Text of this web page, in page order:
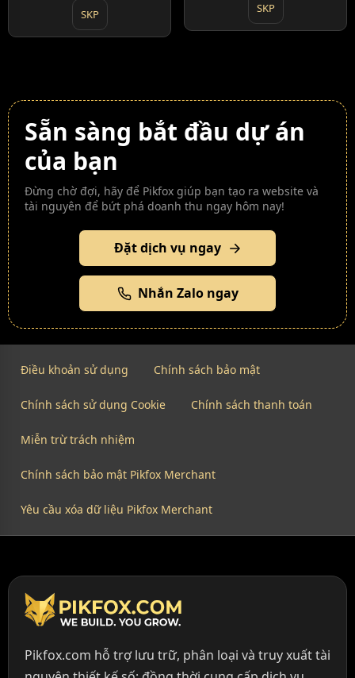
SKP SKP
Sẵn sàng bắt đầu dự án
của bạn
Đừng chờ đợi, hãy để Pikfox giúp bạn tạo ra website và
tài nguyên để bứt phá doanh thu ngay hôm nay!
Đặt dịch vụ ngay
Nhắn Zalo ngay
Điều khoản sử dụng Chính sách bảo mật
Chính sách sử dụng Cookie Chính sách thanh toán
Miễn trừ trách nhiệm
Chính sách bảo mật Pikfox Merchant
Yêu cầu xóa dữ liệu Pikfox Merchant
Pikfox.com hỗ trợ lưu trữ, phân loại và truy xuất tài